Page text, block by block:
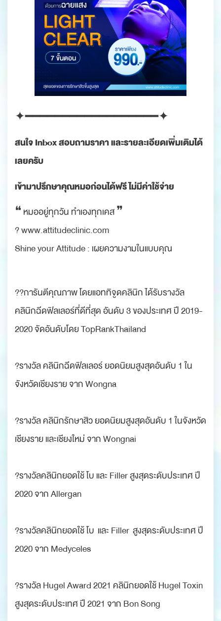
✦━━━━━━━━━━━━━━━━━━✦
สนใจ Inbox สอบถามราคา และรายละเอียดเพิ่มเติมได้
เลยครับ
เข้ามาปรึกษาคุณหมอก่อนได้ฟรี ไม่มีค่าใช้จ่าย
❝ หมออยู่ทุกวัน ทำเองทุกเคส ❞
? www.attitudeclinic.com
Shine your Attitude : เผยความงามในแบบคุณ
??การันตีคุณภาพ โดยแอททิจูดคลินิก ได้รับรางวัล
คลินิกฉีดฟิลเลอร์ที่ดีที่สุด อันดับ 3 ของประเทศ ปี 2019-
2020 จัดอันดับโดย TopRankThailand
?รางวัล คลินิกฉีดฟิลเลอร์ ยอดนิยมสูงสุดอันดับ 1 ใน
จังหวัดเชียงราย จาก Wongna
?รางวัล คลินิกรักษาสิว ยอดนิยมสูงสุดอันดับ 1 ในจังหวัด
เชียงราย และเชียงใหม่ จาก Wongnai
?รางวัลคลินิกยอดใช้ โบ และ Filler สูงสุดระดับประเทศ ปี
2020 จาก Allergan
?รางวัลคลินิกยอดใช้ โบ และ Filler สูงสุดระดับประเทศ ปี
2020 จาก Medyceles
?รางวัล Hugel Award 2021 คลินิกยอดใช้ Hugel Toxin
สูงสุดระดับประเทศ ปี 2021 จาก Bon Song